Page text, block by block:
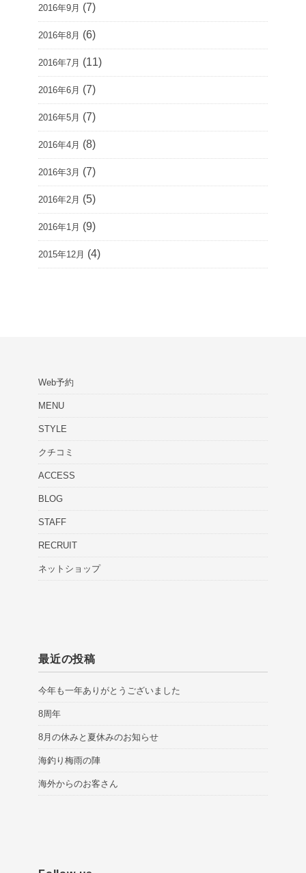
2016年9月 (7)
2016年8月 (6)
2016年7月 (11)
2016年6月 (7)
2016年5月 (7)
2016年4月 (8)
2016年3月 (7)
2016年2月 (5)
2016年1月 (9)
2015年12月 (4)
Web予約
MENU
STYLE
クチコミ
ACCESS
BLOG
STAFF
RECRUIT
ネットショップ
最近の投稿
今年も一年ありがとうございました
8周年
8月の休みと夏休みのお知らせ
海釣り梅雨の陣
海外からのお客さん